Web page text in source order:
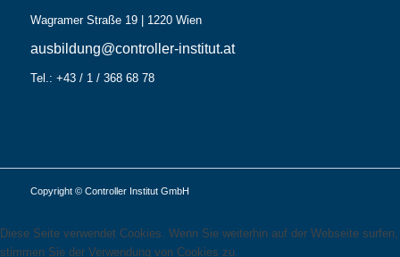
Wagramer Straße 19 | 1220 Wien
ausbildung@controller-institut.at
Tel.: +43 / 1 / 368 68 78
Copyright © Controller Institut GmbH
Diese Seite verwendet Cookies. Wenn Sie weiterhin auf der Webseite surfen,
stimmen Sie der Verwendung von Cookies zu.